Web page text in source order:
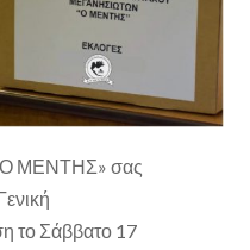
ΜΕΝΤΗΣ» σας
το Σάββατο 17